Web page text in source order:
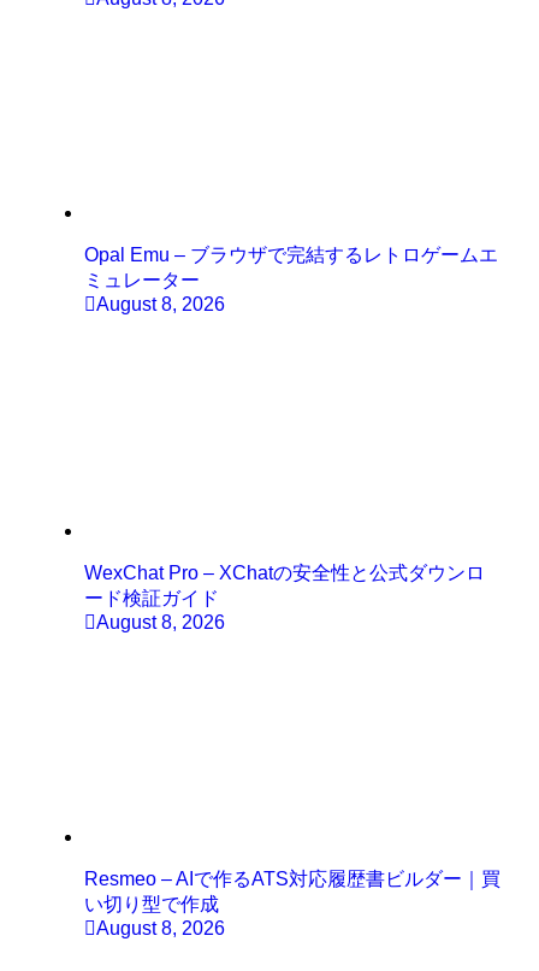
Opal Emu – ブラウザで完結するレトロゲームエ
ミュレーター
August 8, 2026
WexChat Pro – XChatの安全性と公式ダウンロ
ード検証ガイド
August 8, 2026
Resmeo – AIで作るATS対応履歴書ビルダー｜買
い切り型で作成
August 8, 2026